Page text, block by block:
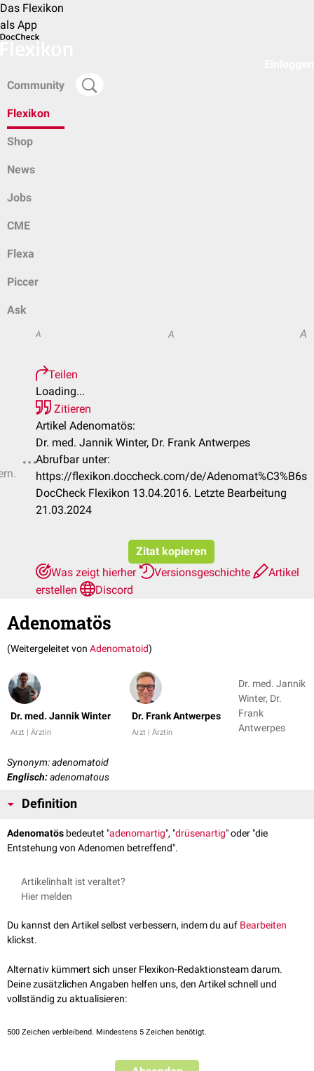
Das Flexikon
als App
Community
Flexikon
Shop
News
Jobs
CME
Flexa
Piccer
Ask
A A A
Teilen
Loading...
Zitieren
Artikel Adenomatös:
Dr. med. Jannik Winter, Dr. Frank Antwerpes
Abrufbar unter:
https://flexikon.doccheck.com/de/Adenomat%C3%B6s
DocCheck Flexikon 13.04.2016. Letzte Bearbeitung
21.03.2024
Zitat kopieren
Was zeigt hierher
Versionsgeschichte
Artikel
erstellen
Discord
Adenomatös
(Weitergeleitet von Adenomatoid)
Dr. med. Jannik Winter
Arzt | Ärztin
Dr. Frank Antwerpes
Arzt | Ärztin
Dr. med. Jannik
Winter, Dr.
Frank
Antwerpes
Synonym: adenomatoid
Englisch:adenomatous
Definition
Adenomatös bedeutet "adenomartig", "drüsenartig" oder "die
Entstehung von Adenomen betreffend".
Artikelinhalt ist veraltet?
Hier melden
Du kannst den Artikel selbst verbessern, indem du auf Bearbeiten
klickst.
Alternativ kümmert sich unser Flexikon-Redaktionsteam darum.
Deine zusätzlichen Angaben helfen uns, den Artikel schnell und
vollständig zu aktualisieren:
500 Zeichen verbleibend. Mindestens 5 Zeichen benötigt.